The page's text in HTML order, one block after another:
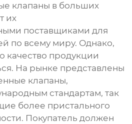
клапаны в больших
их
поставщиками для
по всему миру. Однако,
качество продукции
На рынке представлены
клапаны,
стандартам, так
более пристального
Покупатель должен